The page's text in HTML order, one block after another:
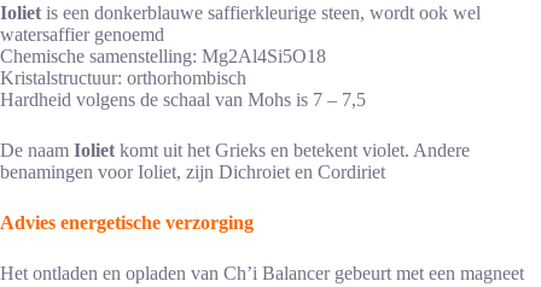
Ioliet is een donkerblauwe saffierkleurige steen, wordt ook wel
watersaffier genoemd
Chemische samenstelling: Mg2Al4Si5O18
Kristalstructuur: orthorhombisch
Hardheid volgens de schaal van Mohs is 7 – 7,5
De naam Ioliet komt uit het Grieks en betekent violet. Andere
benamingen voor Ioliet, zijn Dichroiet en Cordiriet
Advies energetische verzorging
Het ontladen en opladen van Ch’i Balancer gebeurt met een magneet